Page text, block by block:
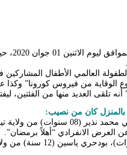
أحيا
الوقاية من فيروس كورونا”
العديد منها من الفئتين،
كان من نصيب: